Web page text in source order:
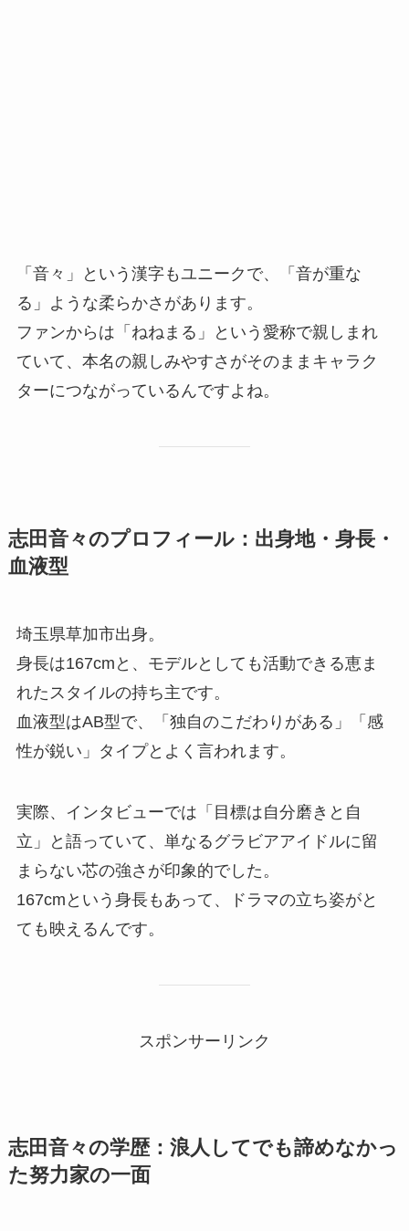
「音々」という漢字もユニークで、「音が重な
る」ような柔らかさがあります。
ファンからは「ねねまる」という愛称で親しまれ
ていて、本名の親しみやすさがそのままキャラク
ターにつながっているんですよね。
志田音々のプロフィール：出身地・身長・
血液型
埼玉県草加市出身。
身長は167cmと、モデルとしても活動できる恵ま
れたスタイルの持ち主です。
血液型はAB型で、「独自のこだわりがある」「感
性が鋭い」タイプとよく言われます。
実際、インタビューでは「目標は自分磨きと自
立」と語っていて、単なるグラビアアイドルに留
まらない芯の強さが印象的でした。
167cmという身長もあって、ドラマの立ち姿がと
ても映えるんです。
スポンサーリンク
志田音々の学歴：浪人してでも諦めなかっ
た努力家の一面